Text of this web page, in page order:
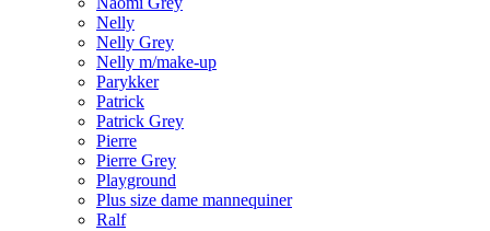
Nelly
Nelly Grey
Nelly m/make-up
Parykker
Patrick
Patrick Grey
Pierre
Pierre Grey
Playground
Plus size dame mannequiner
Ralf